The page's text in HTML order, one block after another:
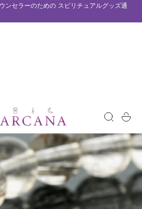
ンセラーのための スピリチュアルグッズ通
ー